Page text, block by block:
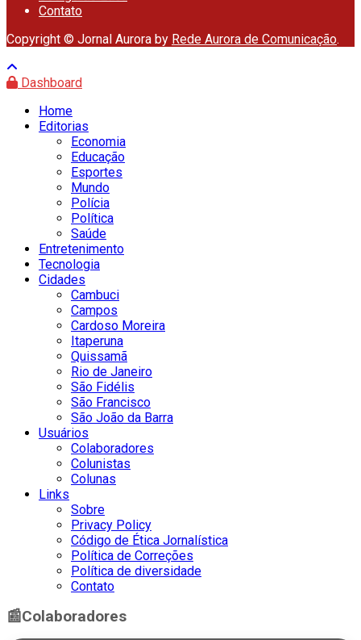
Contato
Copyright © Jornal Aurora by Rede Aurora de Comunicação.
Dashboard
Home
Editorias
Economia
Educação
Esportes
Mundo
Polícia
Política
Saúde
Entretenimento
Tecnologia
Cidades
Cambuci
Campos
Cardoso Moreira
Itaperuna
Quissamã
Rio de Janeiro
São Fidélis
São Francisco
São João da Barra
Usuários
Colaboradores
Colunistas
Colunas
Links
Sobre
Privacy Policy
Código de Ética Jornalística
Política de Correções
Política de diversidade
Contato
📰Colaboradores